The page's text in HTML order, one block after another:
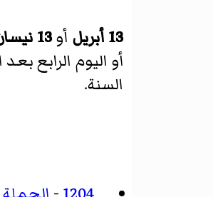
13 أبريل أو13 نيسان
أو اليوم الرابع بعد
السنة.